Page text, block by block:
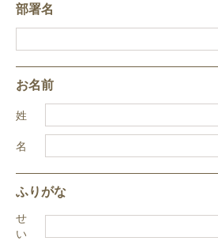
部署名
お名前
姓
名
ふりがな
せ
い